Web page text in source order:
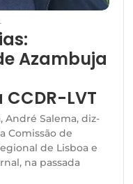
Azambuja
LVT
Salema, diz-
Comissão de
de Lisboa e
na passada